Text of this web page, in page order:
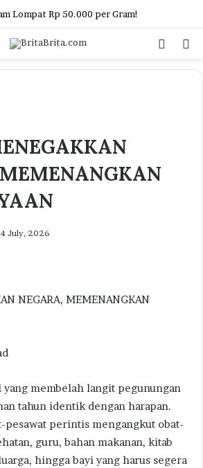
Log In
4 July, 2026
NEGARA, MEMENANGKAN
membelah langit pegunungan
tahun identik dengan harapan.
pesawat perintis mengangkut obat-
guru, bahan makanan, kitab
hingga bayi yang harus segera